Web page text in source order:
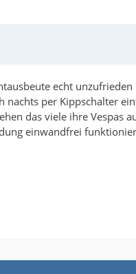
echt
nachts per Kippschalter
das viele ihre Vespas
einwandfrei